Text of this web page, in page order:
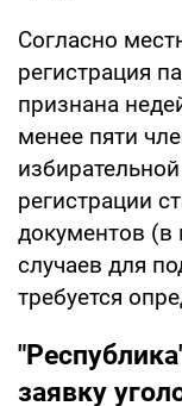
Согласно
регистрация
признана
менее пяти
регистрации
документов
случаев для
требуется
заявку